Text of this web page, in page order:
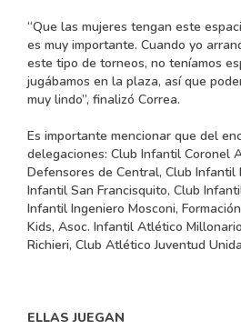
“Que las mujeres tengan este
es muy importante. Cuando yo
este tipo de torneos, no teníamos
jugábamos en la plaza, así que
muy lindo”, finalizó Correa.
Es importante mencionar que del
delegaciones: Club Infantil Coronel
Defensores de Central, Club Infantil
Infantil San Francisquito, Club
Infantil Ingeniero Mosconi,
Kids, Asoc. Infantil Atlético
Richieri, Club Atlético Juventud
ELLAS JUEGAN